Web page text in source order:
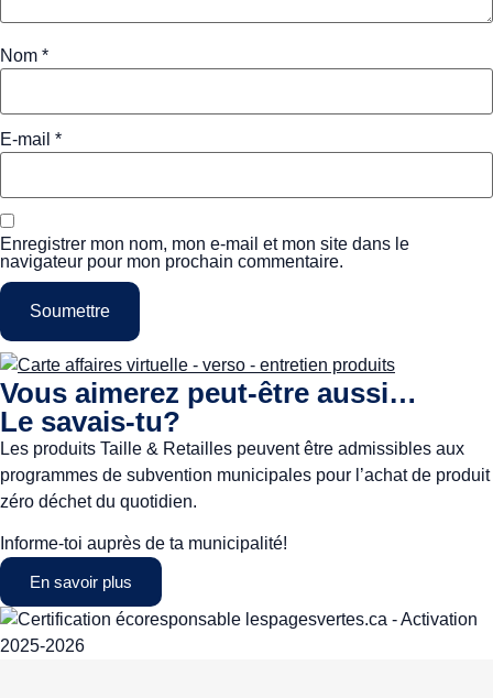
Nom *
E-mail *
Enregistrer mon nom, mon e-mail et mon site dans le
navigateur pour mon prochain commentaire.
Vous aimerez peut-être aussi…
Le savais-tu?
Les produits Taille & Retailles peuvent être admissibles aux
programmes de subvention municipales pour l’achat de produit
zéro déchet du quotidien.
Informe-toi auprès de ta municipalité!
En savoir plus